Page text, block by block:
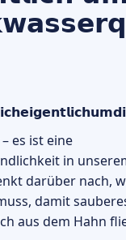
es ist eine
in
darüber nach,
damit
aus dem Hahn